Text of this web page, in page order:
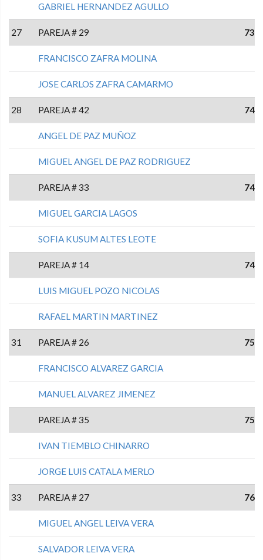
GABRIEL HERNANDEZ AGULLO
27 PAREJA # 29 73
FRANCISCO ZAFRA MOLINA
JOSE CARLOS ZAFRA CAMARMO
28 PAREJA # 42 74
ANGEL DE PAZ MUÑOZ
MIGUEL ANGEL DE PAZ RODRIGUEZ
PAREJA # 33 74
MIGUEL GARCIA LAGOS
SOFIA KUSUM ALTES LEOTE
PAREJA # 14 74
LUIS MIGUEL POZO NICOLAS
RAFAEL MARTIN MARTINEZ
31 PAREJA # 26 75
FRANCISCO ALVAREZ GARCIA
MANUEL ALVAREZ JIMENEZ
PAREJA # 35 75
IVAN TIEMBLO CHINARRO
JORGE LUIS CATALA MERLO
33 PAREJA # 27 76
MIGUEL ANGEL LEIVA VERA
SALVADOR LEIVA VERA